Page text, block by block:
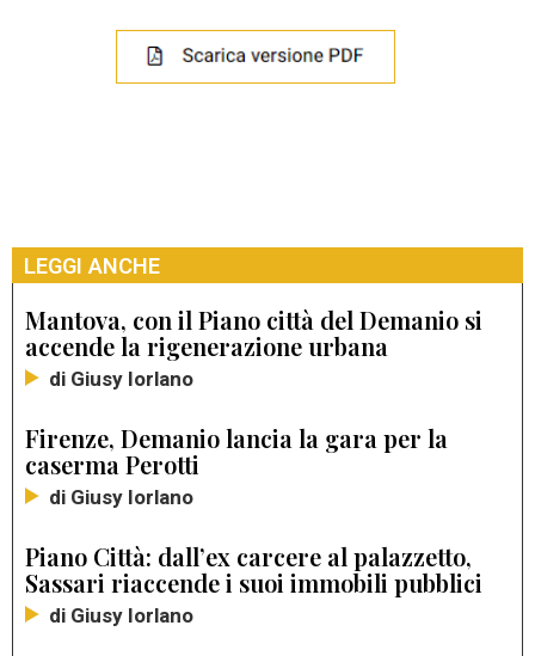
LEGGI ANCHE
Mantova, con il Piano città del Demanio si
accende la rigenerazione urbana
di Giusy Iorlano
Firenze, Demanio lancia la gara per la
caserma Perotti
di Giusy Iorlano
Piano Città: dall’ex carcere al palazzetto,
Sassari riaccende i suoi immobili pubblici
di Giusy Iorlano